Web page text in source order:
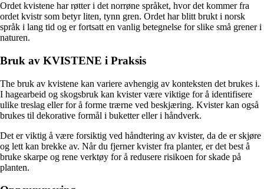
Ordet kvistene har røtter i det norrøne språket, hvor det kommer fra
ordet kvistr som betyr liten, tynn gren. Ordet har blitt brukt i norsk
språk i lang tid og er fortsatt en vanlig betegnelse for slike små grener i
naturen.
Bruk av KVISTENE i Praksis
The bruk av kvistene kan variere avhengig av konteksten det brukes i.
I hagearbeid og skogsbruk kan kvister være viktige for å identifisere
ulike treslag eller for å forme trærne ved beskjæring. Kvister kan også
brukes til dekorative formål i buketter eller i håndverk.
Det er viktig å være forsiktig ved håndtering av kvister, da de er skjøre
og lett kan brekke av. Når du fjerner kvister fra planter, er det best å
bruke skarpe og rene verktøy for å redusere risikoen for skade på
planten.